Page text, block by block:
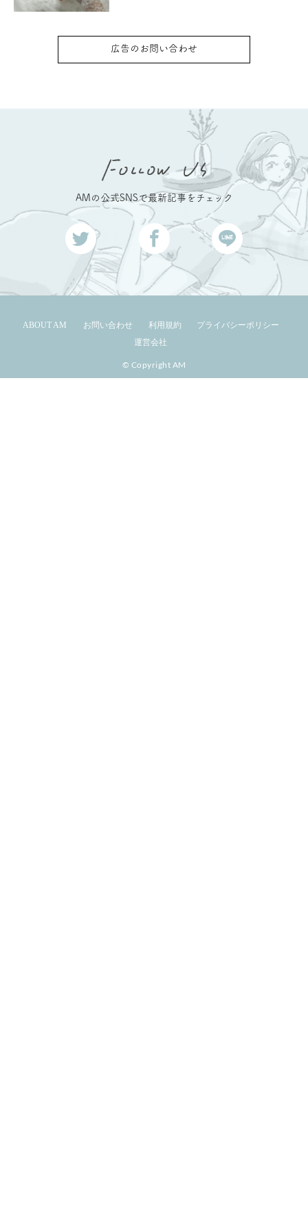
広告のお問い合わせ
AMの公式SNSで最新記事をチェック
ABOUT AM お問い合わせ 利用規約
プライバシーポリシー
運営会社
© Copyright AM